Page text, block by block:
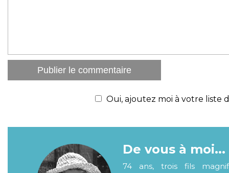
Oui, ajoutez moi à votre liste
De vous à moi...
74 ans, trois fils